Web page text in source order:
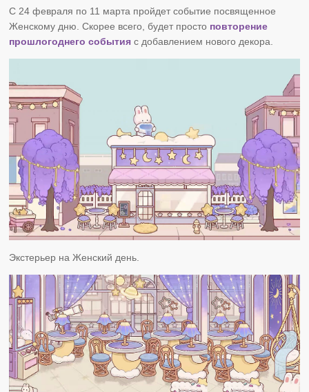
С 24 февраля по 11 марта пройдет событие посвященное
Женскому дню. Скорее всего, будет просто повторение
прошлогоднего события с добавлением нового декора.
Экстерьер на Женский день.